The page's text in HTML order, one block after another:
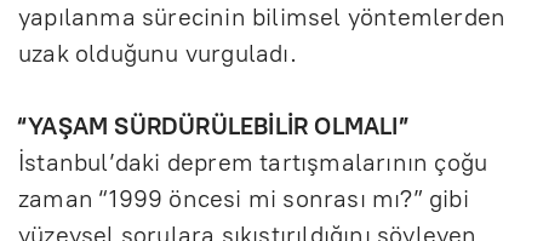
yapılanma sürecinin bilimsel yöntemlerden
uzak olduğunu vurguladı.
“YAŞAM SÜRDÜRÜLEBİLİR OLMALI”
İstanbul’daki deprem tartışmalarının çoğu
zaman “1999 öncesi mi sonrası mı?” gibi
yüzeysel sorulara sıkıştırıldığını söyleyen